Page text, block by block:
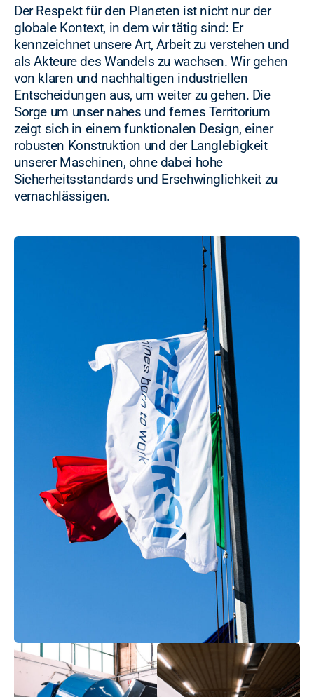
Der Respekt für den Planeten ist nicht nur der
globale Kontext, in dem wir tätig sind: Er
kennzeichnet unsere Art, Arbeit zu verstehen und
als Akteure des Wandels zu wachsen. Wir gehen
von klaren und nachhaltigen industriellen
Entscheidungen aus, um weiter zu gehen. Die
Sorge um unser nahes und fernes Territorium
zeigt sich in einem funktionalen Design, einer
robusten Konstruktion und der Langlebigkeit
unserer Maschinen, ohne dabei hohe
Sicherheitsstandards und Erschwinglichkeit zu
vernachlässigen.